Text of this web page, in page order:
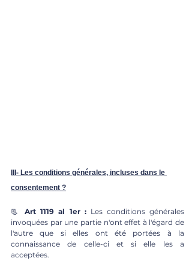
III- Les conditions générales, incluses dans le
consentement ?
📃 Art 1119 al 1er : Les conditions générales
invoquées par une partie n'ont effet à l'égard de
l'autre que si elles ont été portées à la
connaissance de celle-ci et si elle les a
acceptées.